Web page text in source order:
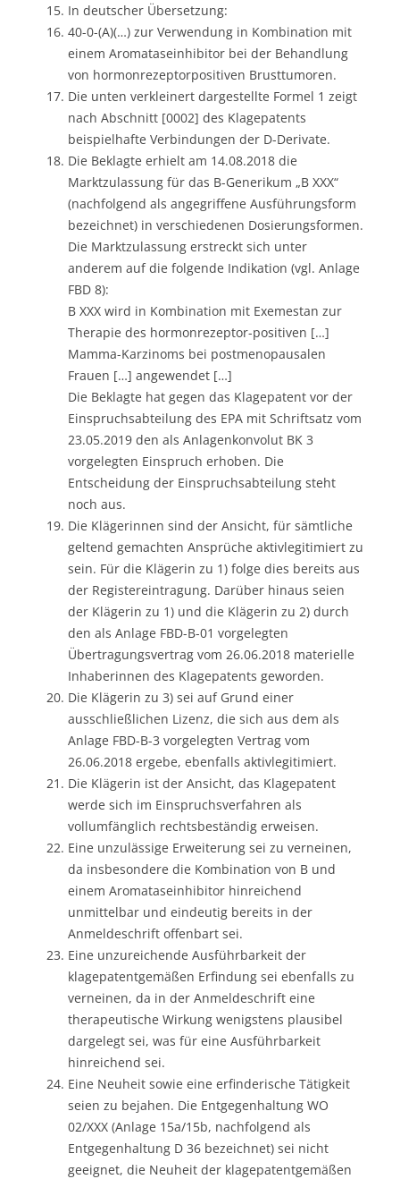
In deutscher Übersetzung:
40-0-(A)(…) zur Verwendung in Kombination mit
einem Aromataseinhibitor bei der Behandlung
von hormonrezeptorpositiven Brusttumoren.
Die unten verkleinert dargestellte Formel 1 zeigt
nach Abschnitt [0002] des Klagepatents
beispielhafte Verbindungen der D-Derivate.
Die Beklagte erhielt am 14.08.2018 die
Marktzulassung für das B-Generikum „B XXX“
(nachfolgend als angegriffene Ausführungsform
bezeichnet) in verschiedenen Dosierungsformen.
Die Marktzulassung erstreckt sich unter
anderem auf die folgende Indikation (vgl. Anlage
FBD 8):
B XXX wird in Kombination mit Exemestan zur
Therapie des hormonrezeptor-positiven […]
Mamma-Karzinoms bei postmenopausalen
Frauen […] angewendet […]
Die Beklagte hat gegen das Klagepatent vor der
Einspruchsabteilung des EPA mit Schriftsatz vom
23.05.2019 den als Anlagenkonvolut BK 3
vorgelegten Einspruch erhoben. Die
Entscheidung der Einspruchsabteilung steht
noch aus.
Die Klägerinnen sind der Ansicht, für sämtliche
geltend gemachten Ansprüche aktivlegitimiert zu
sein. Für die Klägerin zu 1) folge dies bereits aus
der Registereintragung. Darüber hinaus seien
der Klägerin zu 1) und die Klägerin zu 2) durch
den als Anlage FBD-B-01 vorgelegten
Übertragungsvertrag vom 26.06.2018 materielle
Inhaberinnen des Klagepatents geworden.
Die Klägerin zu 3) sei auf Grund einer
ausschließlichen Lizenz, die sich aus dem als
Anlage FBD-B-3 vorgelegten Vertrag vom
26.06.2018 ergebe, ebenfalls aktivlegitimiert.
Die Klägerin ist der Ansicht, das Klagepatent
werde sich im Einspruchsverfahren als
vollumfänglich rechtsbeständig erweisen.
Eine unzulässige Erweiterung sei zu verneinen,
da insbesondere die Kombination von B und
einem Aromataseinhibitor hinreichend
unmittelbar und eindeutig bereits in der
Anmeldeschrift offenbart sei.
Eine unzureichende Ausführbarkeit der
klagepatentgemäßen Erfindung sei ebenfalls zu
verneinen, da in der Anmeldeschrift eine
therapeutische Wirkung wenigstens plausibel
dargelegt sei, was für eine Ausführbarkeit
hinreichend sei.
Eine Neuheit sowie eine erfinderische Tätigkeit
seien zu bejahen. Die Entgegenhaltung WO
02/XXX (Anlage 15a/15b, nachfolgend als
Entgegenhaltung D 36 bezeichnet) sei nicht
geeignet, die Neuheit der klagepatentgemäßen